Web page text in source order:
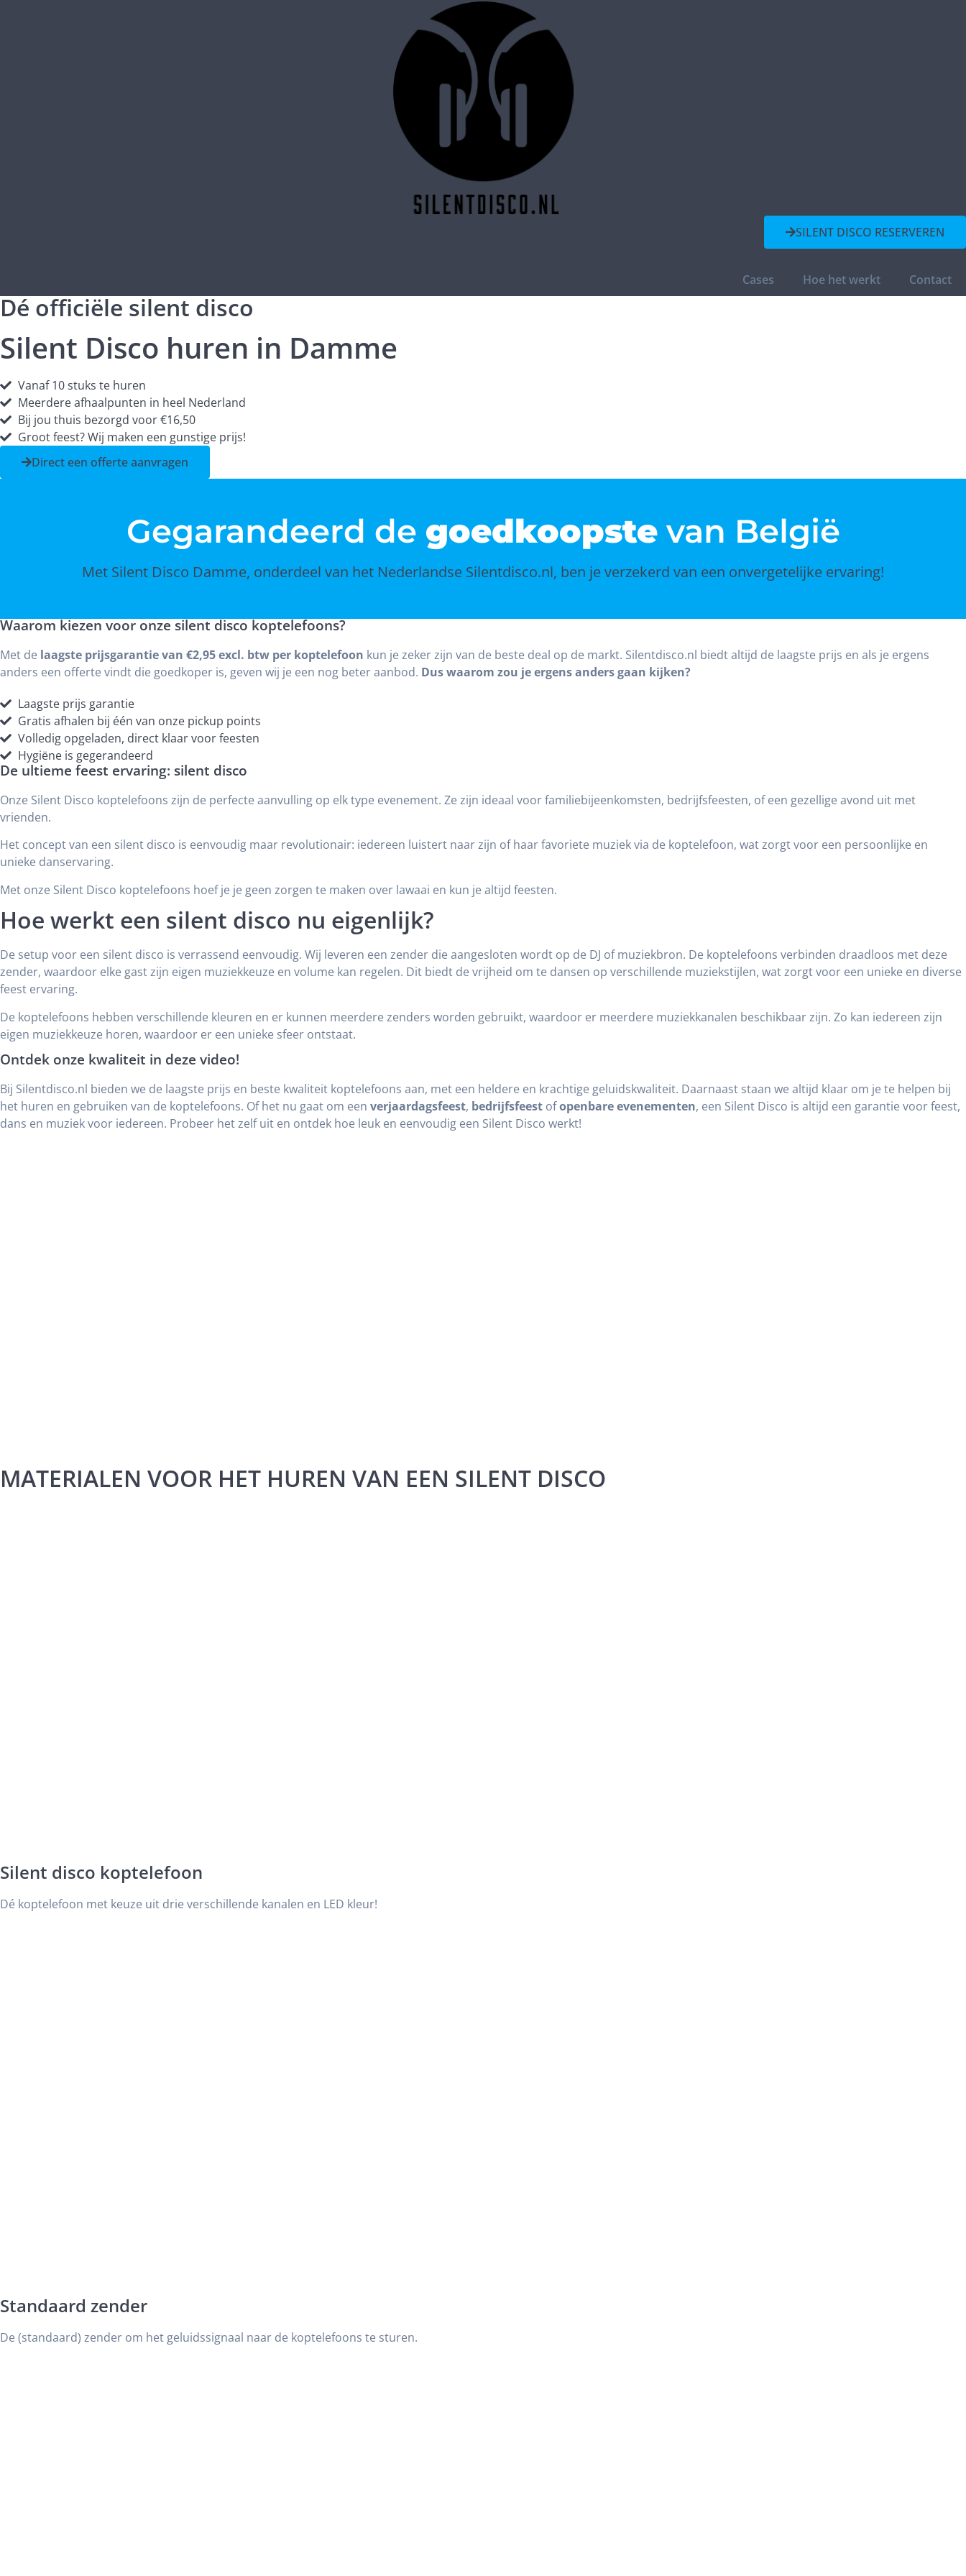
SILENT DISCO RESERVEREN
Cases Hoe het werkt Contact
Dé officiële silent disco
Silent Disco huren in Damme
Vanaf 10 stuks te huren
Meerdere afhaalpunten in heel Nederland
Bij jou thuis bezorgd voor €16,50
Groot feest? Wij maken een gunstige prijs!
Direct een offerte aanvragen
Gegarandeerd de goedkoopstevan België
Met Silent Disco Damme, onderdeel van het Nederlandse Silentdisco.nl, ben je verzekerd van een onvergetelijke ervaring!
Waarom kiezen voor onze silent disco koptelefoons?
Met de laagste prijsgarantie van €2,95 excl. btw per koptelefoon kun je zeker zijn van de beste deal op de markt. Silentdisco.nl biedt altijd de laagste prijs en als je ergens
anders een offerte vindt die goedkoper is, geven wij je een nog beter aanbod. Dus waarom zou je ergens anders gaan kijken?
Laagste prijs garantie
Gratis afhalen bij één van onze pickup points
Volledig opgeladen, direct klaar voor feesten
Hygiëne is gegerandeerd
De ultieme feest ervaring: silent disco
Onze Silent Disco koptelefoons zijn de perfecte aanvulling op elk type evenement. Ze zijn ideaal voor familiebijeenkomsten, bedrijfsfeesten, of een gezellige avond uit met
vrienden.
Het concept van een silent disco is eenvoudig maar revolutionair: iedereen luistert naar zijn of haar favoriete muziek via de koptelefoon, wat zorgt voor een persoonlijke en
unieke danservaring.
Met onze Silent Disco koptelefoons hoef je je geen zorgen te maken over lawaai en kun je altijd feesten.
Hoe werkt een silent disco nu eigenlijk?
De setup voor een silent disco is verrassend eenvoudig. Wij leveren een zender die aangesloten wordt op de DJ of muziekbron. De koptelefoons verbinden draadloos met deze
zender, waardoor elke gast zijn eigen muziekkeuze en volume kan regelen. Dit biedt de vrijheid om te dansen op verschillende muziekstijlen, wat zorgt voor een unieke en diverse
feest ervaring.
De koptelefoons hebben verschillende kleuren en er kunnen meerdere zenders worden gebruikt, waardoor er meerdere muziekkanalen beschikbaar zijn. Zo kan iedereen zijn
eigen muziekkeuze horen, waardoor er een unieke sfeer ontstaat.
Ontdek onze kwaliteit in deze video!
Bij Silentdisco.nl bieden we de laagste prijs en beste kwaliteit koptelefoons aan, met een heldere en krachtige geluidskwaliteit. Daarnaast staan we altijd klaar om je te helpen bij
het huren en gebruiken van de koptelefoons. Of het nu gaat om een verjaardagsfeest, bedrijfsfeest ofopenbare evenementen, een Silent Disco is altijd een garantie voor feest,
dans en muziek voor iedereen. Probeer het zelf uit en ontdek hoe leuk en eenvoudig een Silent Disco werkt!
MATERIALEN VOOR HET HUREN VAN EEN SILENT DISCO
Silent disco koptelefoon
Dé koptelefoon met keuze uit drie verschillende kanalen en LED kleur!
Standaard zender
De (standaard) zender om het geluidssignaal naar de koptelefoons te sturen.